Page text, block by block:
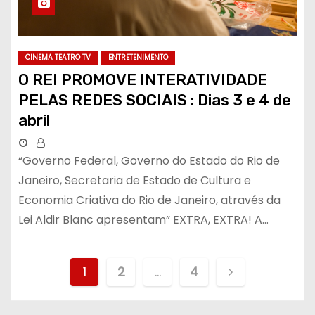
CINEMA TEATRO TV ENTRETENIMENTO
O REI PROMOVE INTERATIVIDADE
PELAS REDES SOCIAIS : Dias 3 e 4 de
abril
“Governo Federal, Governo do Estado do Rio de
Janeiro, Secretaria de Estado de Cultura e
Economia Criativa do Rio de Janeiro, através da
Lei Aldir Blanc apresentam” EXTRA, EXTRA! A…
1 2 … 4